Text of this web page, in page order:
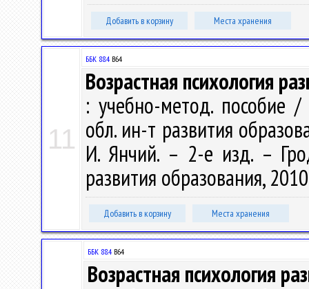
Добавить в корзину Места хранения
11
ББК 88.4 В64
Возрастная психология
: учебно-метод. пособие /
обл. ин-т развития
И. Янчий. – 2-е изд. –
развития образования,
Добавить в корзину Места хранения
ББК 88.4 В64
Возрастная психология